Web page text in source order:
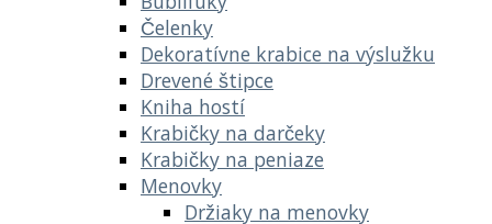
Čelenky
Dekoratívne krabice na výslužku
Drevené štipce
Kniha hostí
Krabičky na darčeky
Krabičky na peniaze
Menovky
Držiaky na menovky